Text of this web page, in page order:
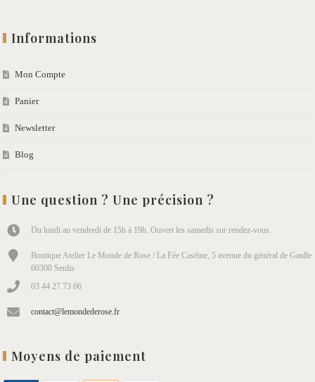
Informations
Mon Compte
Panier
Newsletter
Blog
Une question ? Une précision ?
Du lundi au vendredi de 15h à 19h. Ouvert les samedis sur rendez-vous.
Boutique Atelier Le Monde de Rose / La Fée Caséine, 5 avenue du général de Gaulle
60300 Senlis
03 44 27 73 06
contact@lemondederose.fr
Moyens de paiement